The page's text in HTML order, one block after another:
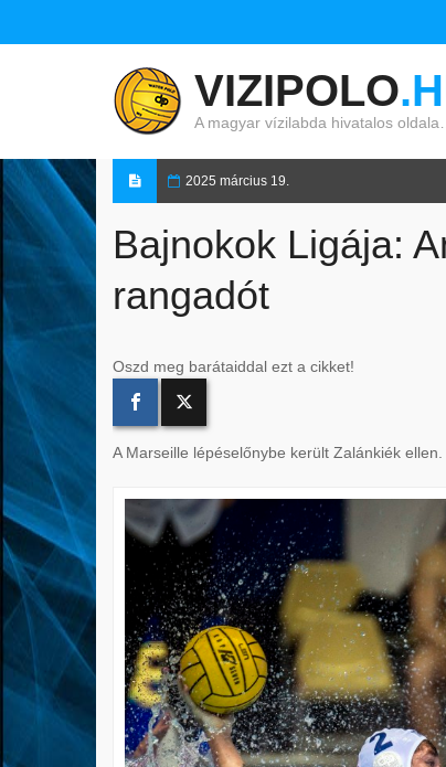
VIZIPOLO
A magyar vízilabda hivatalos oldala…
2025 március 19.
Bajnokok Ligája:
rangadót
Oszd meg barátaiddal ezt a cikket!
A Marseille lépéselőnybe került Zalánkiék ellen.